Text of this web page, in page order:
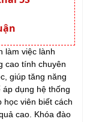
việc lành
tính chuyên
giúp tăng năng
dụng hệ thống
viên biết cách
cao. Khóa đào
về 5S, nắm vững
5S, ban bố các
nghiệp hiệu